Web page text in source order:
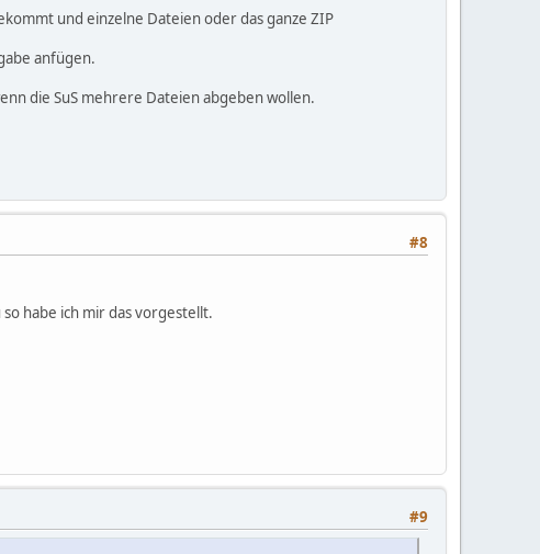
und einzelne Dateien oder das ganze ZIP
anfügen.
die SuS mehrere Dateien abgeben wollen.
#8
habe ich mir das vorgestellt.
#9